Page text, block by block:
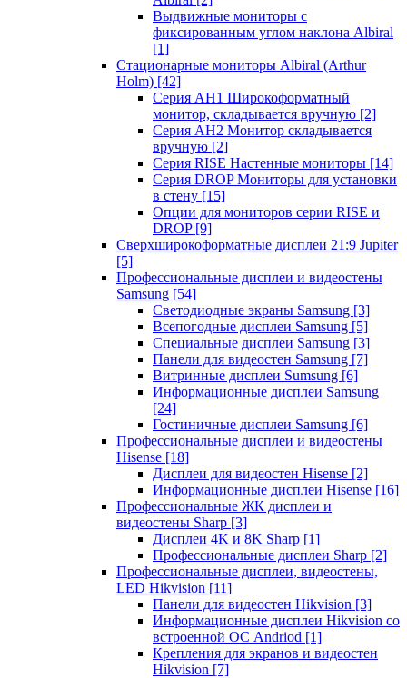
Выдвижные мониторы с
фиксированным углом наклона Albiral
[1]
Стационарные мониторы Albiral (Arthur
Holm) [42]
Серия AH1 Широкоформатный
монитор, складывается вручную [2]
Серия AH2 Монитор складывается
вручную [2]
Серия RISE Настенные мониторы [14]
Серия DROP Мониторы для установки
в стену [15]
Опции для мониторов серии RISE и
DROP [9]
Сверхширокоформатные дисплеи 21:9 Jupiter
[5]
Профессиональные дисплеи и видеостены
Samsung [54]
Светодиодные экраны Samsung [3]
Всепогодные дисплеи Samsung [5]
Специальные дисплеи Samsung [3]
Панели для видеостен Samsung [7]
Витринные дисплеи Sumsung [6]
Информационные дисплеи Samsung
[24]
Гостиничные дисплеи Samsung [6]
Профессиональные дисплеи и видеостены
Hisense [18]
Дисплеи для видеостен Hisense [2]
Информационные дисплеи Hisense [16]
Профессиональные ЖК дисплеи и
видеостены Sharp [3]
Дисплеи 4K и 8K Sharp [1]
Профессиональные дисплеи Sharp [2]
Профессиональные дисплеи, видеостены,
LED Hikvision [11]
Панели для видеостен Hikvision [3]
Информационные дисплеи Hikvision со
встроенной ОС Andriod [1]
Крепления для экранов и видеостен
Hikvision [7]